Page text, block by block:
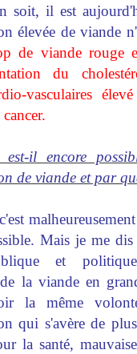
soit, il est
élevée de viande
de viande rouge
du
vasculaires
est-il encore
de viande et par
Mais je me
et
la viande en
la même
qui s'avère de
la santé,